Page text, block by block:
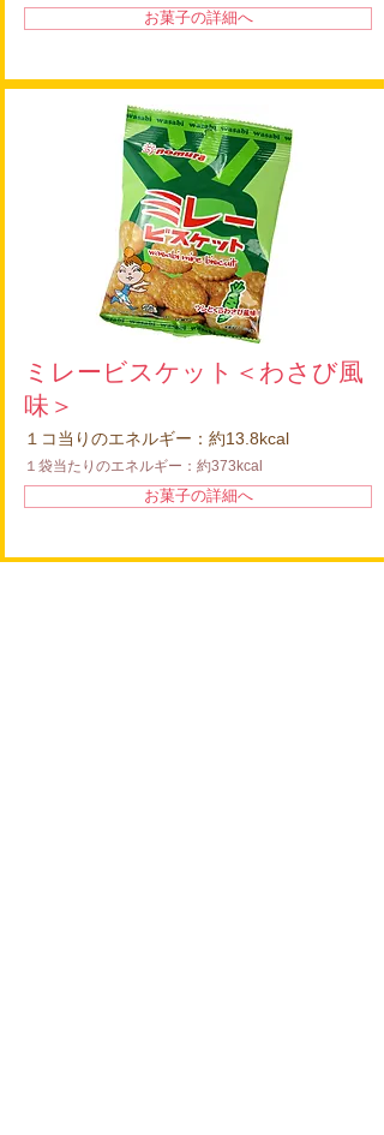
お菓子の詳細へ
ミレービスケット＜わさび風
味＞
１コ当りのエネルギー：約13.8kcal
１袋当たりのエネルギー：約373kcal
お菓子の詳細へ